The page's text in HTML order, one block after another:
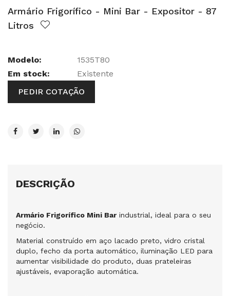
Armário Frigorífico - Mini Bar - Expositor - 87
Litros
Modelo:
1535T80
Em stock:
Existente
PEDIR COTAÇÃO
DESCRIÇÃO
Armário Frigorífico Mini Bar industrial, ideal para o seu
negócio.
Material construído em aço lacado preto, vidro cristal
duplo, fecho da porta automático, iluminação LED para
aumentar visibilidade do produto, duas prateleiras
ajustáveis, evaporação automática.